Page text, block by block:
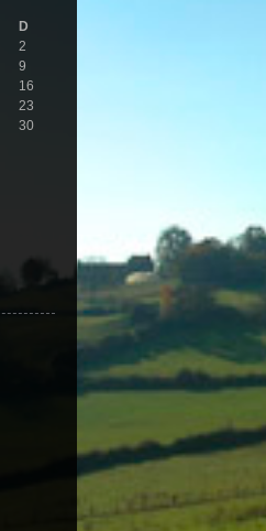
D
2
9
16
23
30